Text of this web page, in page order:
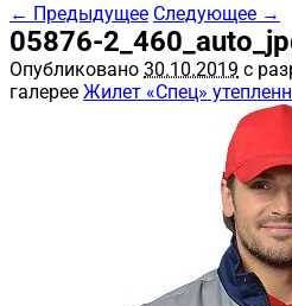
← Предыдущее Следующее →
05876-
Опубликовано 30.10.2019 с
галерее Жилет «Спец»